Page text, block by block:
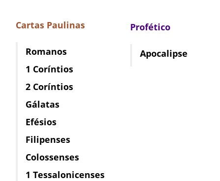
Cartas Paulinas
Romanos
1 Coríntios
2 Coríntios
Gálatas
Efésios
Filipenses
Colossenses
1 Tessalonicenses
Profético
Apocalipse